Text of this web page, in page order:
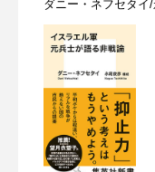
ダニー・ネフセタイ/